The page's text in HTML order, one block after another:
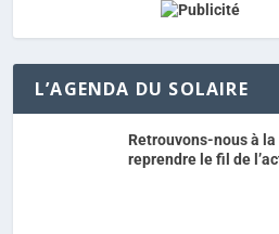
L’AGENDA DU SOLAIRE
Retrouvons-nous à
reprendre le fil de